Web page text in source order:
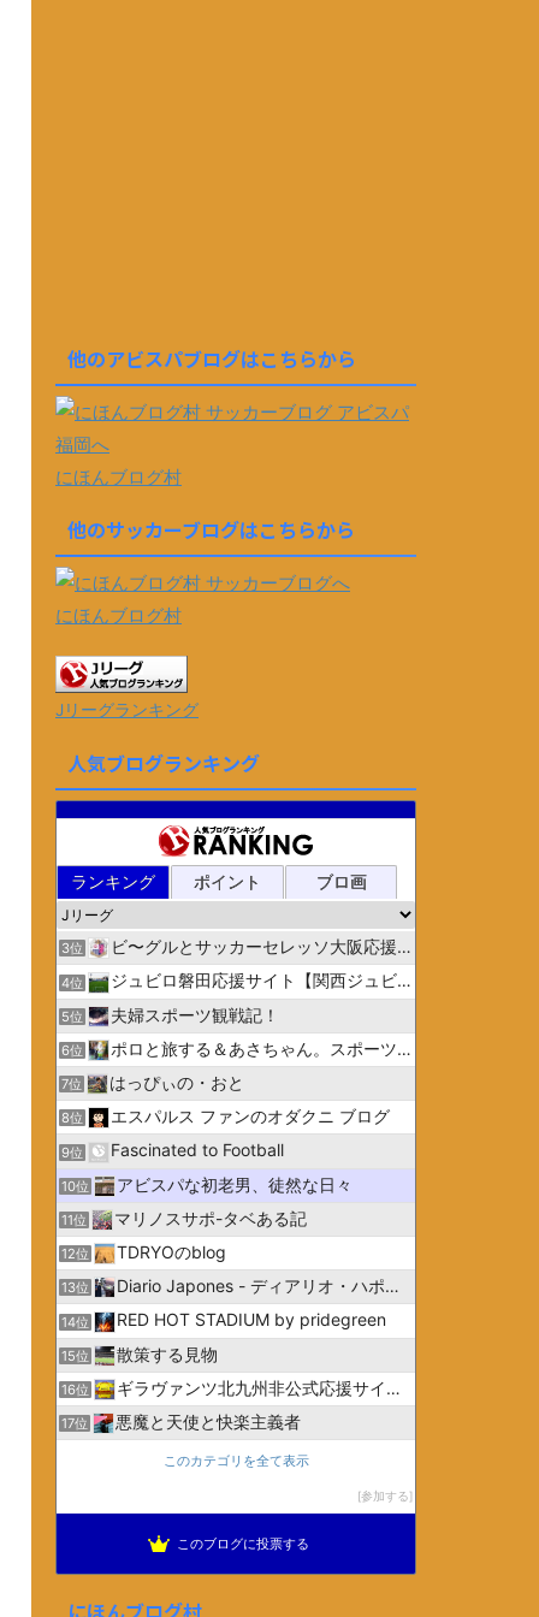
他のアビスパブログはこちらから
にほんブログ村
他のサッカーブログはこちらから
にほんブログ村
Jリーグランキング
人気ブログランキング
ランキング ポイント ブロ画
3位 ビ〜グルとサッカーセレッソ大阪応援日記
4位 ジュビロ磐田応援サイト【関西ジュビリスト】
5位 夫婦スポーツ観戦記！
6位 ポロと旅する＆あさちゃん。スポーツ３
7位 はっぴぃの・おと
8位 エスパルス ファンのオダクニ ブログ
9位 Fascinated to Football
10位 アビスパな初老男、徒然な日々
11位 マリノスサポ-タベある記
12位 TDRYOのblog
13位 Diario Japones - ディアリオ・ハポネス
14位 RED HOT STADIUM by pridegreen
15位 散策する見物
16位 ギラヴァンツ北九州非公式応援サイトGiravanz.net
17位 悪魔と天使と快楽主義者
このカテゴリを全て表示
参加する
このブログに投票する
にほんブログ村